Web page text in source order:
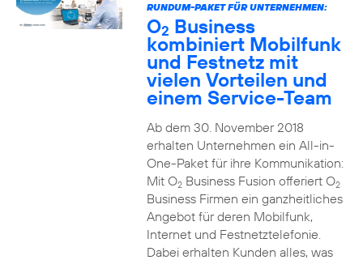
RUNDUM-PAKET FÜR UNTERNEHMEN:
O2 Business
kombiniert Mobilfunk
und Festnetz mit
vielen Vorteilen und
einem Service-Team
Ab dem 30. November 2018
erhalten Unternehmen ein All-in-
One-Paket für ihre Kommunikation:
Mit O2Business Fusion offeriert O2
Business Firmen ein ganzheitliches
Angebot für deren Mobilfunk,
Internet und Festnetztelefonie.
Dabei erhalten Kunden alles, was